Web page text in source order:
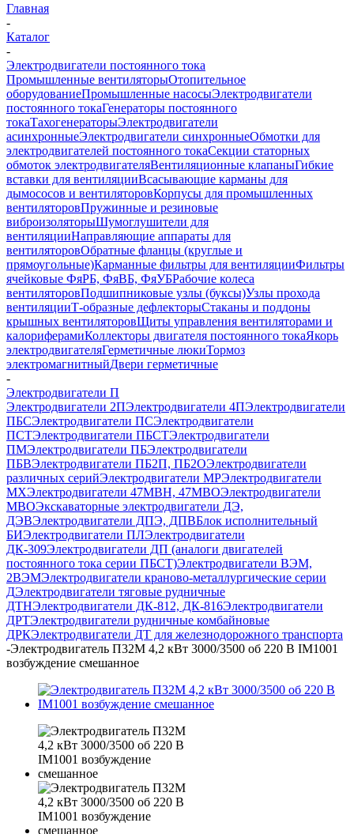
Главная
-
Каталог
-
Электродвигатели постоянного тока
Промышленные вентиляторыОтопительное
оборудованиеПромышленные насосыЭлектродвигатели
постоянного токаГенераторы постоянного
токаТахогенераторыЭлектродвигатели
асинхронныеЭлектродвигатели синхронныеОбмотки для
электродвигателей постоянного токаСекции статорных
обмоток электродвигателяВентиляционные клапаныГибкие
вставки для вентиляцииВсасывающие карманы для
дымососов и вентиляторовКорпусы для промышленных
вентиляторовПружинные и резиновые
виброизоляторыШумоглушители для
вентиляцииНаправляющие аппараты для
вентиляторовОбратные фланцы (круглые и
прямоугольные)Карманные фильтры для вентиляцииФильтры
ячейковые ФяРБ, ФяВБ, ФяУБРабочие колеса
вентиляторовПодшипниковые узлы (буксы)Узлы прохода
вентиляцииТ-образные дефлекторыСтаканы и поддоны
крышных вентиляторовЩиты управления вентиляторами и
калориферамиКоллекторы двигателя постоянного токаЯкорь
электродвигателяГерметичные люкиТормоз
электромагнитныйДвери герметичные
-
Электродвигатели П
Электродвигатели 2ПЭлектродвигатели 4ПЭлектродвигатели
ПБСЭлектродвигатели ПСЭлектродвигатели
ПСТЭлектродвигатели ПБСТЭлектродвигатели
ПМЭлектродвигатели ПБЭлектродвигатели
ПБВЭлектродвигатели ПБ2П, ПБ2ОЭлектродвигатели
различных серийЭлектродвигатели МРЭлектродвигатели
MXЭлектродвигатели 47MBH, 47МВОЭлектродвигатели
MBOЭкскаваторные электродвигатели ДЭ,
ДЭВЭлектродвигатели ДПЭ, ДПВБлок исполнительный
БИЭлектродвигатели ПЛЭлектродвигатели
ДК-309Электродвигатели ДП (аналоги двигателей
постоянного тока серии ПБСТ)Электродвигатели ВЭМ,
2ВЭМЭлектродвигатели краново-металлургические серии
ДЭлектродвигатели тяговые рудничные
ДТНЭлектродвигатели ДК-812, ДК-816Электродвигатели
ДРТЭлектродвигатели рудничные комбайновые
ДРКЭлектродвигатели ДТ для железнодорожного транспорта
-Электродвигатель П32М 4,2 кВт 3000/3500 об 220 В IM1001
возбуждение смешанное